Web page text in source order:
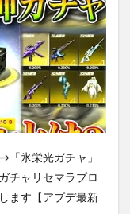
「氷栄光ガチャ」
チャリセマラプロ
ます【アプデ最新